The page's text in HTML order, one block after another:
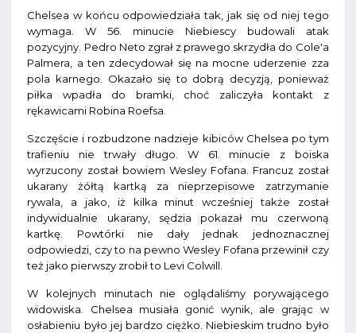
Chelsea w końcu odpowiedziała tak, jak się od niej tego
wymaga. W 56. minucie Niebiescy budowali atak
pozycyjny. Pedro Neto zgrał z prawego skrzydła do Cole'a
Palmera, a ten zdecydował się na mocne uderzenie zza
pola karnego. Okazało się to dobrą decyzją, ponieważ
piłka wpadła do bramki, choć zaliczyła kontakt z
rękawicami Robina Roefsa.
Szczęście i rozbudzone nadzieje kibiców Chelsea po tym
trafieniu nie trwały długo. W 61. minucie z boiska
wyrzucony został bowiem Wesley Fofana. Francuz został
ukarany żółtą kartką za nieprzepisowe zatrzymanie
rywala, a jako, iż kilka minut wcześniej także został
indywidualnie ukarany, sędzia pokazał mu czerwoną
kartkę. Powtórki nie dały jednak jednoznacznej
odpowiedzi, czy to na pewno Wesley Fofana przewinił czy
też jako pierwszy zrobił to Levi Colwill.
W kolejnych minutach nie oglądaliśmy porywającego
widowiska. Chelsea musiała gonić wynik, ale grając w
osłabieniu było jej bardzo ciężko. Niebieskim trudno było